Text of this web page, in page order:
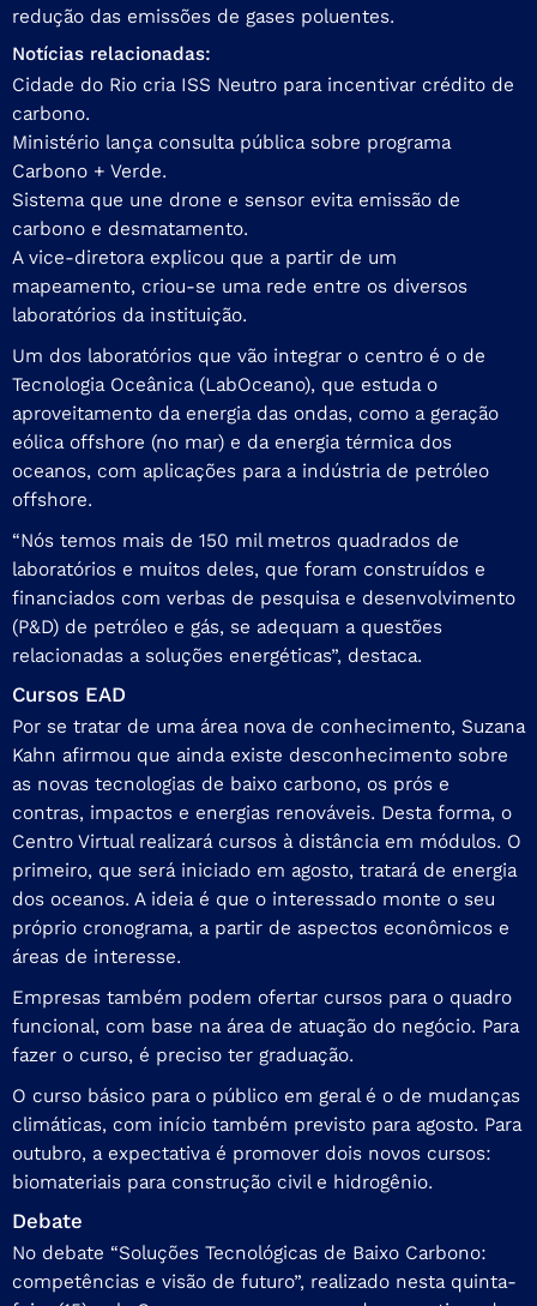
redução das emissões de gases poluentes.
Notícias relacionadas:
Cidade do Rio cria ISS Neutro para incentivar crédito de
carbono.
Ministério lança consulta pública sobre programa
Carbono + Verde.
Sistema que une drone e sensor evita emissão de
carbono e desmatamento.
A vice-diretora explicou que a partir de um
mapeamento, criou-se uma rede entre os diversos
laboratórios da instituição.
Um dos laboratórios que vão integrar o centro é o de
Tecnologia Oceânica (LabOceano), que estuda o
aproveitamento da energia das ondas, como a geração
eólica offshore (no mar) e da energia térmica dos
oceanos, com aplicações para a indústria de petróleo
offshore.
“Nós temos mais de 150 mil metros quadrados de
laboratórios e muitos deles, que foram construídos e
financiados com verbas de pesquisa e desenvolvimento
(P&D) de petróleo e gás, se adequam a questões
relacionadas a soluções energéticas”, destaca.
Cursos EAD
Por se tratar de uma área nova de conhecimento, Suzana
Kahn afirmou que ainda existe desconhecimento sobre
as novas tecnologias de baixo carbono, os prós e
contras, impactos e energias renováveis. Desta forma, o
Centro Virtual realizará cursos à distância em módulos. O
primeiro, que será iniciado em agosto, tratará de energia
dos oceanos. A ideia é que o interessado monte o seu
próprio cronograma, a partir de aspectos econômicos e
áreas de interesse.
Empresas também podem ofertar cursos para o quadro
funcional, com base na área de atuação do negócio. Para
fazer o curso, é preciso ter graduação.
O curso básico para o público em geral é o de mudanças
climáticas, com início também previsto para agosto. Para
outubro, a expectativa é promover dois novos cursos:
biomateriais para construção civil e hidrogênio.
Debate
No debate “Soluções Tecnológicas de Baixo Carbono:
competências e visão de futuro”, realizado nesta quinta-